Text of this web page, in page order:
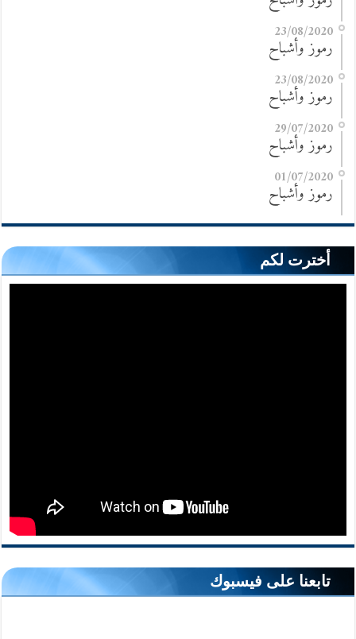
23/08/2020
رموز وأشباح
23/08/2020
رموز وأشباح
29/07/2020
رموز وأشباح
01/07/2020
رموز وأشباح
أخترت لكم
تابعنا على فيسبوك